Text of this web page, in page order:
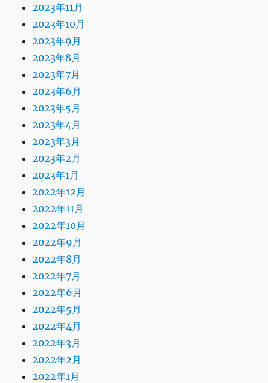
2023年11月
2023年10月
2023年9月
2023年8月
2023年7月
2023年6月
2023年5月
2023年4月
2023年3月
2023年2月
2023年1月
2022年12月
2022年11月
2022年10月
2022年9月
2022年8月
2022年7月
2022年6月
2022年5月
2022年4月
2022年3月
2022年2月
2022年1月